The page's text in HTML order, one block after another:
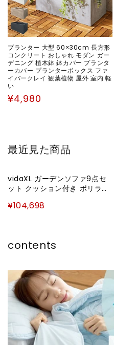
プランター 大型 60×30cm 長方形
コンクリート おしゃれ モダン ガー
デニング 植木鉢 鉢カバー プランタ
ーカバー プランターボックス ファ
イバークレイ 観葉植物 屋外 室内 軽
い
通
¥4,980
最近見た商品
vidaXL ガーデンソファ9点セ
ット クッション付き ポリラタ
具 屋外家具セット(代引不可)
¥104,698
contents